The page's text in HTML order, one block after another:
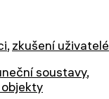
, zkušení uživatelé
soustavy,